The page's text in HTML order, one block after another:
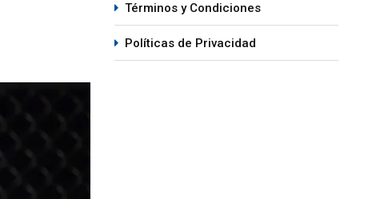
Términos y Condiciones
Políticas de Privacidad